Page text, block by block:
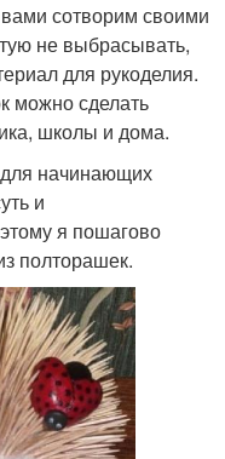
сотворим своими
не выбрасывать,
для рукоделия.
можно сделать
школы и дома.
начинающих
и
я пошагово
полторашек.